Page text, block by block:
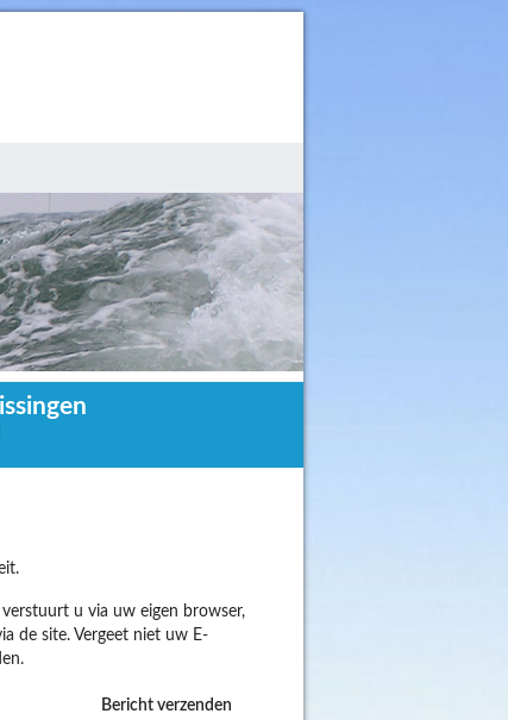
u via uw eigen browser,
de site. Vergeet niet uw E-
Bericht verzenden